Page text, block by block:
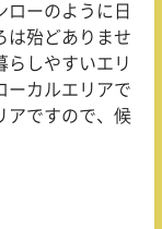
ローのように日
は殆どありませ
らしやすいエリ
ーカルエリアで
アですので、候